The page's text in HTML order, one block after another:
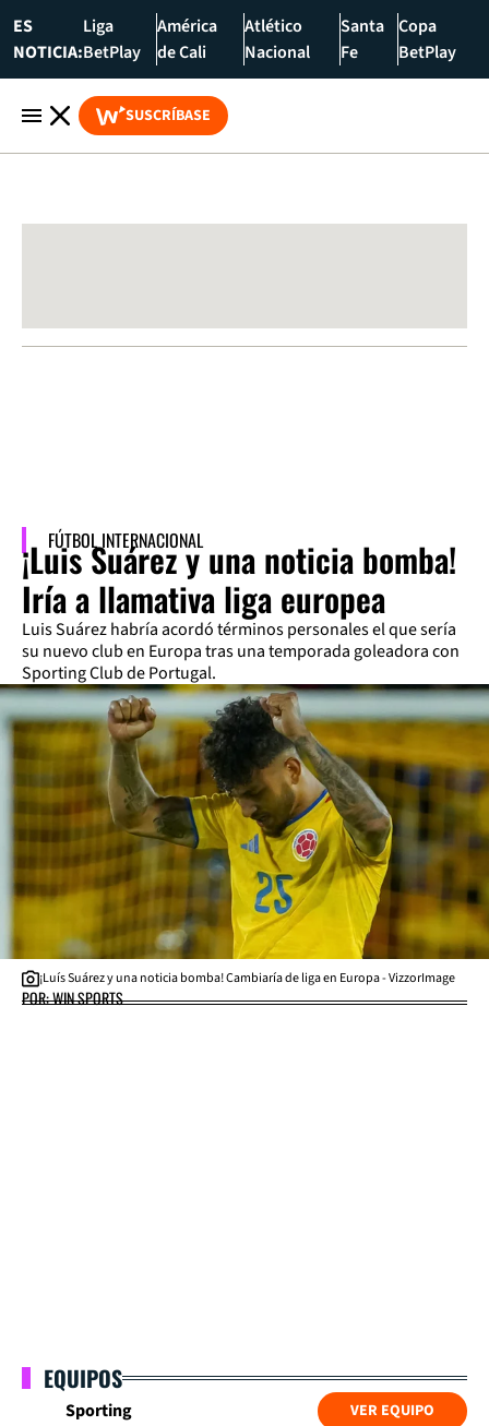
ES
NOTICIA:
Liga
BetPlay
América
de Cali
Atlético
Nacional
Santa
Fe
Copa
BetPlay
SUSCRÍBASE
FÚTBOL INTERNACIONAL
¡Luis Suárez y una noticia bomba!
Iría a llamativa liga europea
Luis Suárez habría acordó términos personales el que sería
su nuevo club en Europa tras una temporada goleadora con
Sporting Club de Portugal.
¡Luís Suárez y una noticia bomba! Cambiaría de liga en Europa - VizzorImage
POR: WIN SPORTS
EQUIPOS
Sporting VER EQUIPO